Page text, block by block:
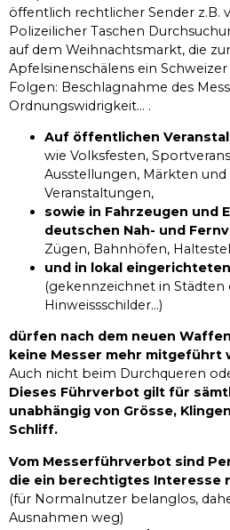
öffentlich rechtlicher Sender z.B.
Polizeilicher Taschen
auf dem Weihnachtsmarkt, die
Apfelsinenschälens ein
Folgen: Beschlagnahme des
Ordnungswidrigkeit... .
Auf öffentlichen
wie Volksfesten,
Ausstellungen, Märkten
Veranstaltungen,
sowie in Fahrzeugen und
deutschen Nah- und
Zügen, Bahnhöfen,
und in lokal
(gekennzeichnet in Städten
Hinweissschilder...)
dürfen nach dem neuen
keine Messer mehr mitgeführt
Auch nicht beim Durchqueren
Dieses Führverbot gilt für
unabhängig von Grösse,
Schliff.
Vom Messerführverbot sind
die ein berechtigtes Interesse
(für Normalnutzer belanglos,
Ausnahmen weg)